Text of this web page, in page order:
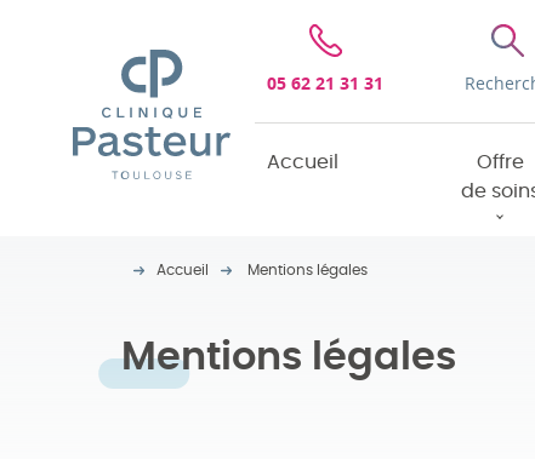
Clinique Pasteur
05 62 21 31 31
Accueil
Offre
de
Accueil Mentions légales
Mentions légales